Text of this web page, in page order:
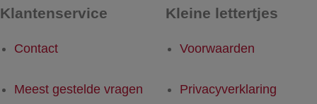
Klantenservice
Contact
Meest gestelde vragen
Kleine lettertjes
Voorwaarden
Privacyverklaring